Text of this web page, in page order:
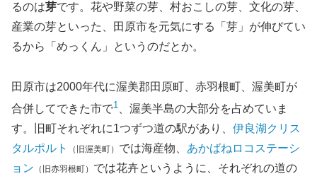
るのは芽です。花や野菜の芽、村おこしの芽、文化の芽、
産業の芽といった、田原市を元気にする「芽」が伸びてい
るから「めっくん」というのだとか。
田原市は2000年代に渥美郡田原町、赤羽根町、渥美町が
合併してできた市で1
、渥美半島の大部分を占めていま
す。旧町それぞれに1つずつ道の駅があり、 伊良湖クリス
タルポルト
（旧渥美町） では海産物、 あかばねロコステーシ
ョン （旧赤羽根町） では花卉というように、それぞれの道の